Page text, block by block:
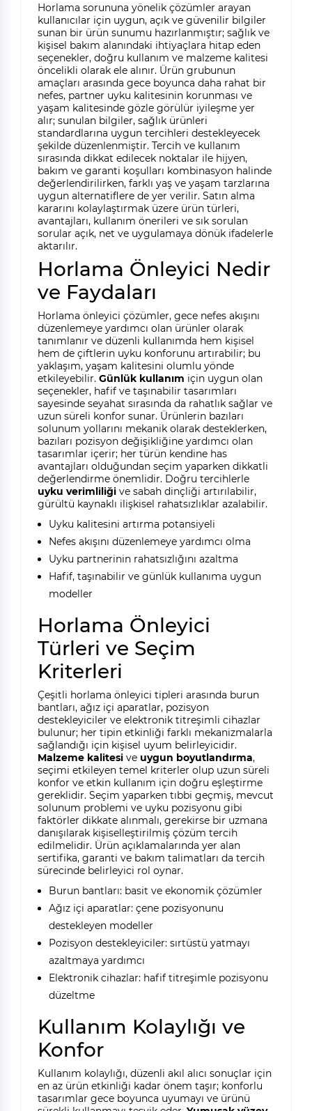
Horlama sorununa yönelik çözümler arayan
kullanıcılar için uygun, açık ve güvenilir bilgiler
sunan bir ürün sunumu hazırlanmıştır; sağlık ve
kişisel bakım alanındaki ihtiyaçlara hitap eden
seçenekler, doğru kullanım ve malzeme kalitesi
öncelikli olarak ele alınır. Ürün grubunun
amaçları arasında gece boyunca daha rahat bir
nefes, partner uyku kalitesinin korunması ve
yaşam kalitesinde gözle görülür iyileşme yer
alır; sunulan bilgiler, sağlık ürünleri
standardlarına uygun tercihleri destekleyecek
şekilde düzenlenmiştir. Tercih ve kullanım
sırasında dikkat edilecek noktalar ile hijyen,
bakım ve garanti koşulları kombinasyon halinde
değerlendirilirken, farklı yaş ve yaşam tarzlarına
uygun alternatiflere de yer verilir. Satın alma
kararını kolaylaştırmak üzere ürün türleri,
avantajları, kullanım önerileri ve sık sorulan
sorular açık, net ve uygulamaya dönük ifadelerle
aktarılır.
Horlama Önleyici Nedir
ve Faydaları
Horlama önleyici çözümler, gece nefes akışını
düzenlemeye yardımcı olan ürünler olarak
tanımlanır ve düzenli kullanımda hem kişisel
hem de çiftlerin uyku konforunu artırabilir; bu
yaklaşım, yaşam kalitesini olumlu yönde
etkileyebilir. Günlük kullanım için uygun olan
seçenekler, hafif ve taşınabilir tasarımları
sayesinde seyahat sırasında da rahatlık sağlar ve
uzun süreli konfor sunar. Ürünlerin bazıları
solunum yollarını mekanik olarak desteklerken,
bazıları pozisyon değişikliğine yardımcı olan
tasarımlar içerir; her türün kendine has
avantajları olduğundan seçim yaparken dikkatli
değerlendirme önemlidir. Doğru tercihlerle
uyku verimliliğive sabah dinçliği artırılabilir,
gürültü kaynaklı ilişkisel rahatsızlıklar azalabilir.
Uyku kalitesini artırma potansiyeli
Nefes akışını düzenlemeye yardımcı olma
Uyku partnerinin rahatsızlığını azaltma
Hafif, taşınabilir ve günlük kullanıma uygun
modeller
Horlama Önleyici
Türleri ve Seçim
Kriterleri
Çeşitli horlama önleyici tipleri arasında burun
bantları, ağız içi aparatlar, pozisyon
destekleyiciler ve elektronik titreşimli cihazlar
bulunur; her tipin etkinliği farklı mekanizmalarla
sağlandığı için kişisel uyum belirleyicidir.
Malzeme kalitesive uygun boyutlandırma,
seçimi etkileyen temel kriterler olup uzun süreli
konfor ve etkin kullanım için doğru eşleştirme
gereklidir. Seçim yaparken tıbbi geçmiş, mevcut
solunum problemi ve uyku pozisyonu gibi
faktörler dikkate alınmalı, gerekirse bir uzmana
danışılarak kişiselleştirilmiş çözüm tercih
edilmelidir. Ürün açıklamalarında yer alan
sertifika, garanti ve bakım talimatları da tercih
sürecinde belirleyici rol oynar.
Burun bantları: basit ve ekonomik çözümler
Ağız içi aparatlar: çene pozisyonunu
destekleyen modeller
Pozisyon destekleyiciler: sırtüstü yatmayı
azaltmaya yardımcı
Elektronik cihazlar: hafif titreşimle pozisyonu
düzeltme
Kullanım Kolaylığı ve
Konfor
Kullanım kolaylığı, düzenli akıl alıcı sonuçlar için
en az ürün etkinliği kadar önem taşır; konforlu
tasarımlar gece boyunca uyumayı ve ürünü